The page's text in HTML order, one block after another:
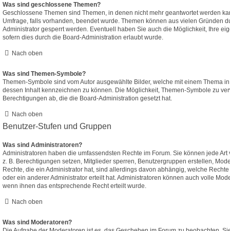
Was sind geschlossene Themen?
Geschlossene Themen sind Themen, in denen nicht mehr geantwortet werden
Umfrage, falls vorhanden, beendet wurde. Themen können aus vielen Gründen
Administrator gesperrt werden. Eventuell haben Sie auch die Möglichkeit, Ihre
sofern dies durch die Board-Administration erlaubt wurde.
Nach oben
Was sind Themen-Symbole?
Themen-Symbole sind vom Autor ausgewählte Bilder, welche mit einem Thema
dessen Inhalt kennzeichnen zu können. Die Möglichkeit, Themen-Symbole zu
Berechtigungen ab, die die Board-Administration gesetzt hat.
Nach oben
Benutzer-Stufen und Gruppen
Was sind Administratoren?
Administratoren haben die umfassendsten Rechte im Forum. Sie können jede Art
z. B. Berechtigungen setzen, Mitglieder sperren, Benutzergruppen erstellen,
Rechte, die ein Administrator hat, sind allerdings davon abhängig, welche
oder ein anderer Administrator erteilt hat. Administratoren können auch volle
wenn ihnen das entsprechende Recht erteilt wurde.
Nach oben
Was sind Moderatoren?